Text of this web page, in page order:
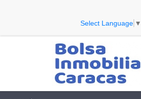
Select Language ▼